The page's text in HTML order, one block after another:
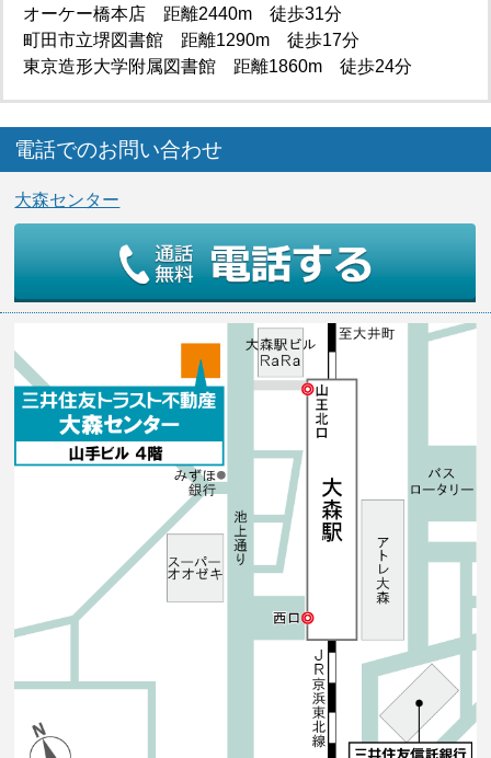
オーケー橋本店 距離2440m 徒歩31分
町田市立堺図書館 距離1290m 徒歩17分
東京造形大学附属図書館 距離1860m 徒歩24分
電話でのお問い合わせ
大森センター